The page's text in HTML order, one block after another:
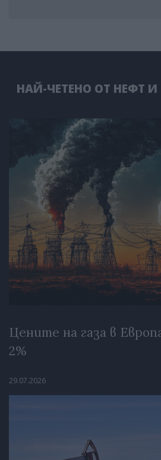
НАЙ-ЧЕТЕНО ОТ НЕФТ
Цените на газа в
2%
29.07.2026